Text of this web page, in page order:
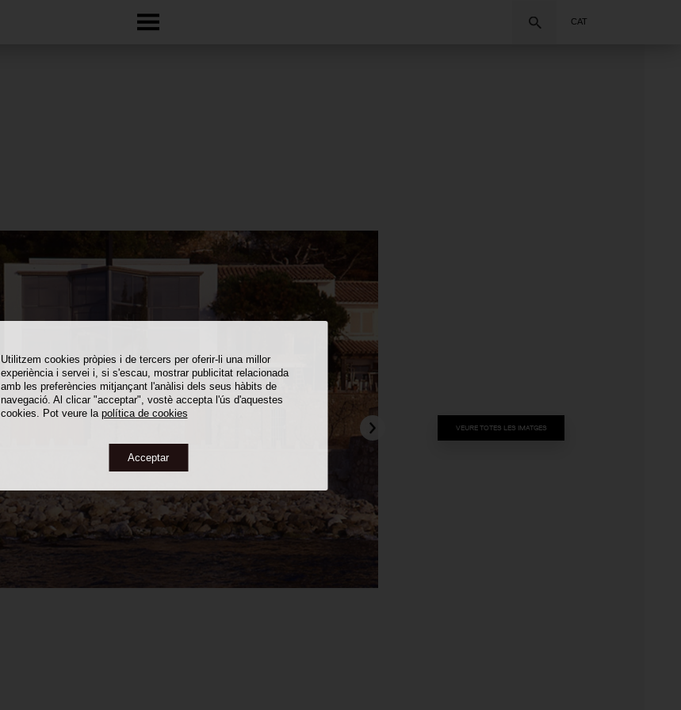
Utilitzem cookies pròpies i de tercers per oferir-li una millor
experiència i servei i, si s'escau, mostrar publicitat relacionada
amb les preferències mitjançant l'anàlisi dels seus hàbits de
navegació. Al clicar "acceptar", vostè accepta l'ús d'aquestes
cookies. Pot veure la política de cookies
Acceptar
CAT
VEURE TOTES LES IMATGES